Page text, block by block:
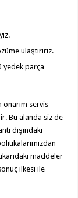
ulaştırırız.
yedek parça
onarım servis
Bu alanda siz de
dışındaki
maddeler
ilkesi ile